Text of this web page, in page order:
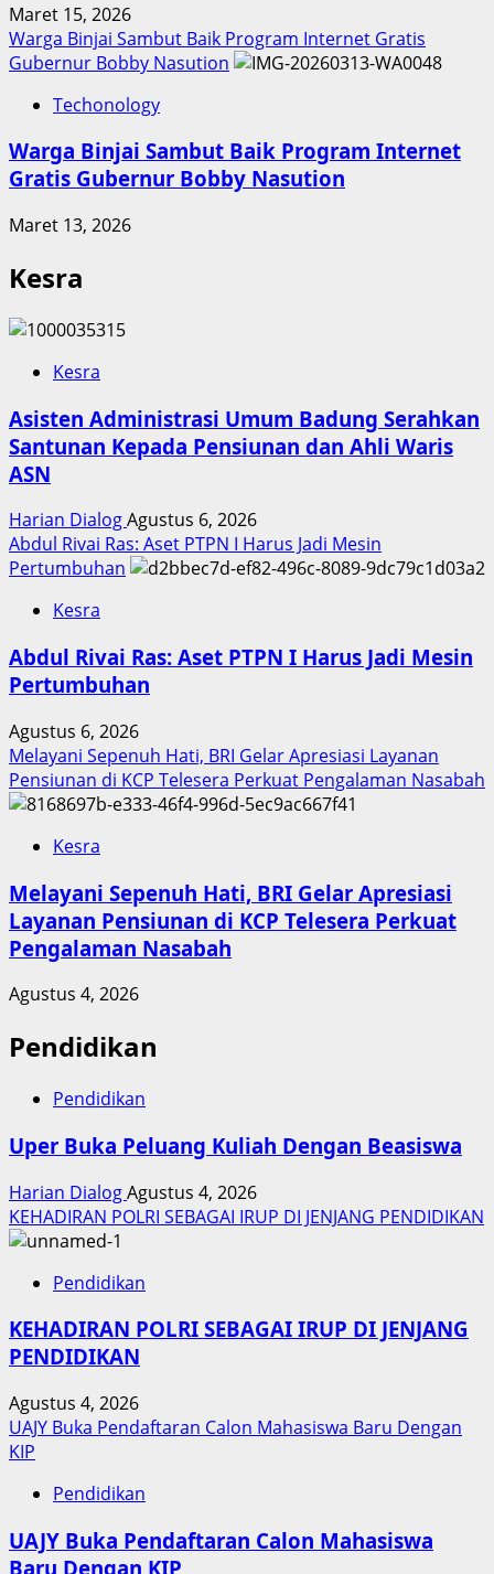
Maret 15, 2026
Warga Binjai Sambut Baik Program Internet Gratis
Gubernur Bobby Nasution
Techonology
Warga Binjai Sambut Baik Program Internet
Gratis Gubernur Bobby Nasution
Maret 13, 2026
Kesra
Kesra
Asisten Administrasi Umum Badung Serahkan
Santunan Kepada Pensiunan dan Ahli Waris
ASN
Harian DialogAgustus 6, 2026
Abdul Rivai Ras: Aset PTPN I Harus Jadi Mesin
Pertumbuhan
Kesra
Abdul Rivai Ras: Aset PTPN I Harus Jadi Mesin
Pertumbuhan
Agustus 6, 2026
Melayani Sepenuh Hati, BRI Gelar Apresiasi Layanan
Pensiunan di KCP Telesera Perkuat Pengalaman Nasabah
Kesra
Melayani Sepenuh Hati, BRI Gelar Apresiasi
Layanan Pensiunan di KCP Telesera Perkuat
Pengalaman Nasabah
Agustus 4, 2026
Pendidikan
Pendidikan
Uper Buka Peluang Kuliah Dengan Beasiswa
Harian DialogAgustus 4, 2026
KEHADIRAN POLRI SEBAGAI IRUP DI JENJANG PENDIDIKAN
Pendidikan
KEHADIRAN POLRI SEBAGAI IRUP DI JENJANG
PENDIDIKAN
Agustus 4, 2026
UAJY Buka Pendaftaran Calon Mahasiswa Baru Dengan
KIP
Pendidikan
UAJY Buka Pendaftaran Calon Mahasiswa
Baru Dengan KIP